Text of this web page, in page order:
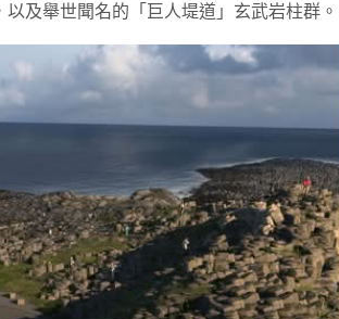
及舉世聞名的「巨人堤道」玄武岩柱群。